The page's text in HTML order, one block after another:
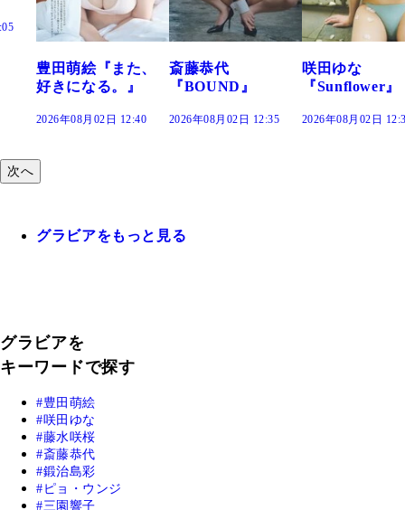
斎藤恭代
『BOUND』
2026年08月02日 12:35
咲田ゆな
『Sunflower』
2026年08月02日 12:30
藤水咲桜『花
だまり』
2026年08月02日
次へ
グラビアをもっと見る
グラビアを
キーワードで探す
豊田萌絵
咲田ゆな
藤水咲桜
斎藤恭代
鍛治島彩
ピョ・ウンジ
三園響子